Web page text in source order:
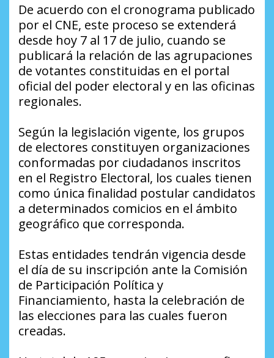
De acuerdo con el cronograma publicado
por el CNE, este proceso se extenderá
desde hoy 7 al 17 de julio, cuando se
publicará la relación de las agrupaciones
de votantes constituidas en el portal
oficial del poder electoral y en las oficinas
regionales.
Según la legislación vigente, los grupos
de electores constituyen organizaciones
conformadas por ciudadanos inscritos
en el Registro Electoral, los cuales tienen
como única finalidad postular candidatos
a determinados comicios en el ámbito
geográfico que corresponda.
Estas entidades tendrán vigencia desde
el día de su inscripción ante la Comisión
de Participación Política y
Financiamiento, hasta la celebración de
las elecciones para las cuales fueron
creadas.